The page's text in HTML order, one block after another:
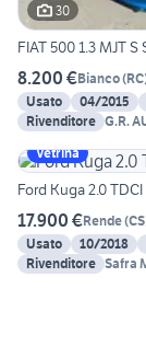
30
FIAT 500 1.3 MJT S
8.200 €Bianco(RC
Usato
04/2015
Rivenditore G.R.
Vetrina
Ford Kuga 2.0
17.900 €Rende(CS
Usato
10/2018
Rivenditore Safra